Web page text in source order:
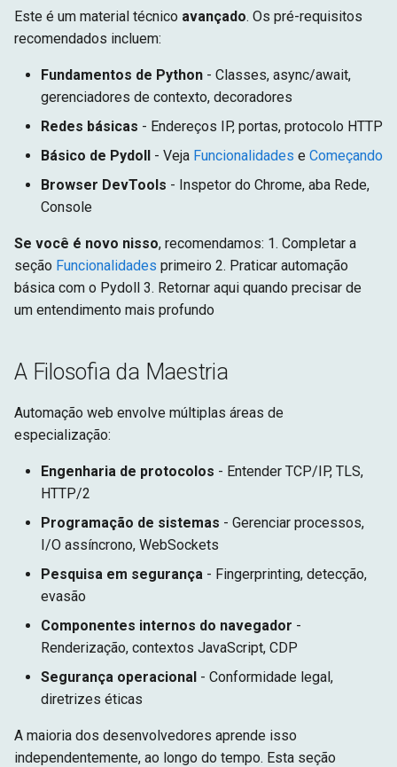
Este é um material técnico avançado. Os pré-requisitos
recomendados incluem:
Fundamentos de Python - Classes, async/await,
gerenciadores de contexto, decoradores
Redes básicas - Endereços IP, portas, protocolo HTTP
Básico de Pydoll - Veja Funcionalidades e Começando
Browser DevTools - Inspetor do Chrome, aba Rede,
Console
Se você é novo nisso, recomendamos: 1. Completar a
seção Funcionalidades primeiro 2. Praticar automação
básica com o Pydoll 3. Retornar aqui quando precisar de
um entendimento mais profundo
A Filosofia da Maestria
Automação web envolve múltiplas áreas de
especialização:
Engenharia de protocolos - Entender TCP/IP, TLS,
HTTP/2
Programação de sistemas - Gerenciar processos,
I/O assíncrono, WebSockets
Pesquisa em segurança - Fingerprinting, detecção,
evasão
Componentes internos do navegador -
Renderização, contextos JavaScript, CDP
Segurança operacional - Conformidade legal,
diretrizes éticas
A maioria dos desenvolvedores aprende isso
independentemente, ao longo do tempo. Esta seção